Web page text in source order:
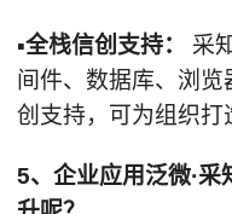
▪全栈信创支持：
采
间件、数据库、浏
创支持，可为组织打
5、企业应用泛微·